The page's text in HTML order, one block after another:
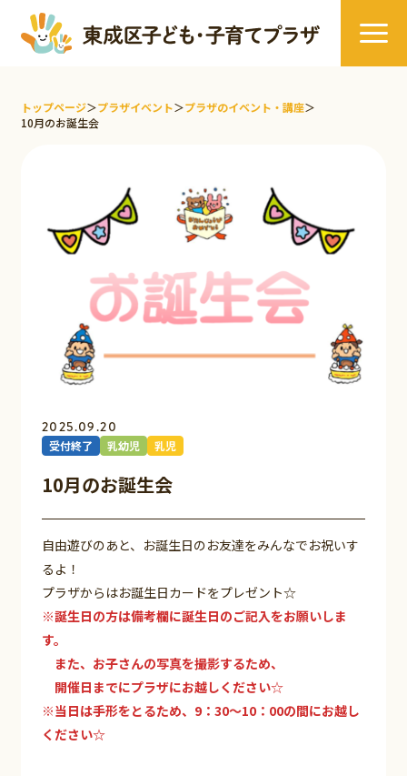
トップページ＞プラザイベント＞プラザのイベント・講座＞
10月のお誕生会
2025.09.20
受付終了 乳幼児 乳児
10月のお誕生会
自由遊びのあと、お誕生日のお友達をみんなでお祝いす
るよ！
プラザからはお誕生日カードをプレゼント☆
※誕生日の方は備考欄に誕生日のご記入をお願いしま
す。
また、お子さんの写真を撮影するため、
開催日までにプラザにお越しください☆
※当日は手形をとるため、9：30～10：00の間にお越し
ください☆